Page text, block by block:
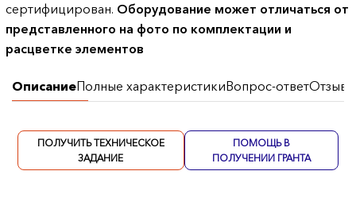
сертифицирован. Оборудование может отличаться от
представленного на фото по комплектации и
расцветке элементов
ОписаниеПолные характеристикиВопрос-ответОтзывы
ПОЛУЧИТЬ ТЕХНИЧЕСКОЕ
ЗАДАНИЕ
ПОМОЩЬ В
ПОЛУЧЕНИИ ГРАНТА